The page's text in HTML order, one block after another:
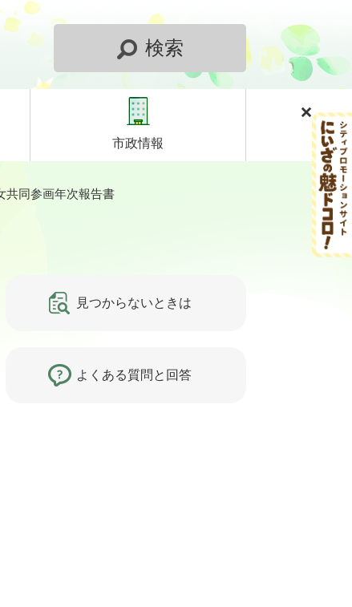
検索
市政情報
共同参画年次報告書
見つからないときは
よくある質問と回答